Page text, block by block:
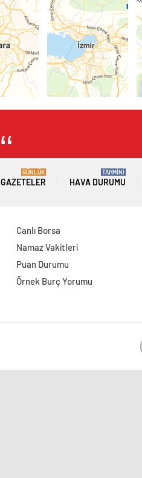
GAZETELER
GÜNLÜK
HAVA DURUMU
TAHMİNİ
Canlı Borsa
Namaz Vakitleri
Puan Durumu
Örnek Burç Yorumu